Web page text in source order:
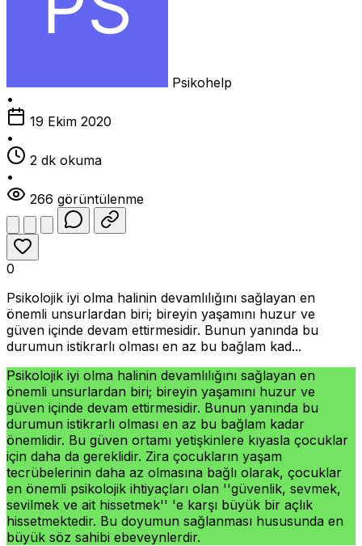
Psikohelp
•
19 Ekim 2020
•
2 dk okuma
•
266 görüntülenme
0
Psikolojik iyi olma halinin devamlılığını sağlayan en
önemli unsurlardan biri; bireyin yaşamını huzur ve
güven içinde devam ettirmesidir. Bunun yanında bu
durumun istikrarlı olması en az bu bağlam kad...
Psikolojik iyi olma halinin devamlılığını sağlayan en
önemli unsurlardan biri; bireyin yaşamını huzur ve
güven içinde devam ettirmesidir. Bunun yanında bu
durumun istikrarlı olması en az bu bağlam kadar
önemlidir. Bu güven ortamı yetişkinlere kıyasla çocuklar
için daha da gereklidir. Zira çocukların yaşam
tecrübelerinin daha az olmasına bağlı olarak, çocuklar
en önemli psikolojik ihtiyaçları olan ''güvenlik, sevmek,
sevilmek ve ait hissetmek'' 'e karşı büyük bir açlık
hissetmektedir. Bu doyumun sağlanması hususunda en
büyük söz sahibi ebeveynlerdir.